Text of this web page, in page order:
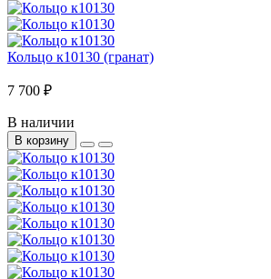
Кольцо к10130 (гранат)
7 700 ₽
В наличии
В корзину